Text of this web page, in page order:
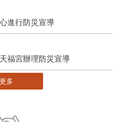
進行防災宣導
福宮辦理防災宣導
更多